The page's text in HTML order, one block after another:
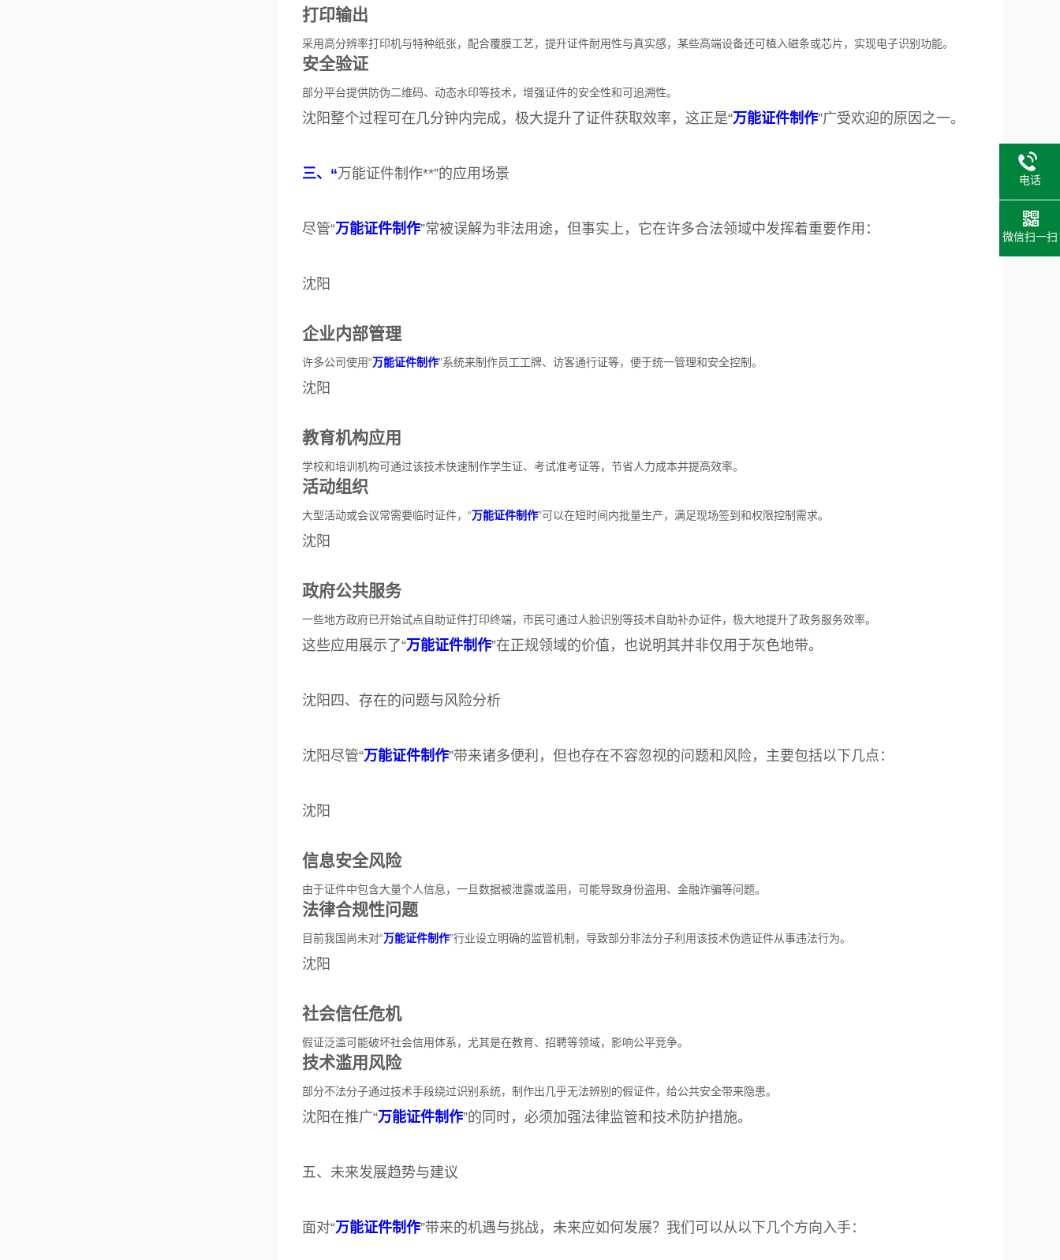
打印输出
采用高分辨率打印机与特种纸张，配合覆膜工艺，提升证件耐用性与真实感，某些高端设备还可植入磁条或芯片，实现电子识别功能。
安全验证
部分平台提供防伪二维码、动态水印等技术，增强证件的安全性和可追溯性。
沈阳整个过程可在几分钟内完成，极大提升了证件获取效率，这正是“万能证件制作”广受欢迎的原因之一。
三、“万能证件制作**”的应用场景
尽管“万能证件制作”常被误解为非法用途，但事实上，它在许多合法领域中发挥着重要作用：
沈阳
企业内部管理
许多公司使用“万能证件制作”系统来制作员工工牌、访客通行证等，便于统一管理和安全控制。
沈阳
教育机构应用
学校和培训机构可通过该技术快速制作学生证、考试准考证等，节省人力成本并提高效率。
活动组织
大型活动或会议常需要临时证件，“万能证件制作”可以在短时间内批量生产，满足现场签到和权限控制需求。
沈阳
政府公共服务
一些地方政府已开始试点自助证件打印终端，市民可通过人脸识别等技术自助补办证件，极大地提升了政务服务效率。
这些应用展示了“万能证件制作”在正规领域的价值，也说明其并非仅用于灰色地带。
沈阳四、存在的问题与风险分析
沈阳尽管“万能证件制作”带来诸多便利，但也存在不容忽视的问题和风险，主要包括以下几点：
沈阳
信息安全风险
由于证件中包含大量个人信息，一旦数据被泄露或滥用，可能导致身份盗用、金融诈骗等问题。
法律合规性问题
目前我国尚未对“万能证件制作”行业设立明确的监管机制，导致部分非法分子利用该技术伪造证件从事违法行为。
沈阳
社会信任危机
假证泛滥可能破坏社会信用体系，尤其是在教育、招聘等领域，影响公平竞争。
技术滥用风险
部分不法分子通过技术手段绕过识别系统，制作出几乎无法辨别的假证件，给公共安全带来隐患。
沈阳在推广“万能证件制作”的同时，必须加强法律监管和技术防护措施。
五、未来发展趋势与建议
面对“万能证件制作”带来的机遇与挑战，未来应如何发展？我们可以从以下几个方向入手：
电话
微信扫一扫